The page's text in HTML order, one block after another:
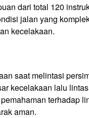
dari total 120
jalan yang
kecelakaan.
saat melintasi
kecelakaan lalu lintas
terhadap
aman.